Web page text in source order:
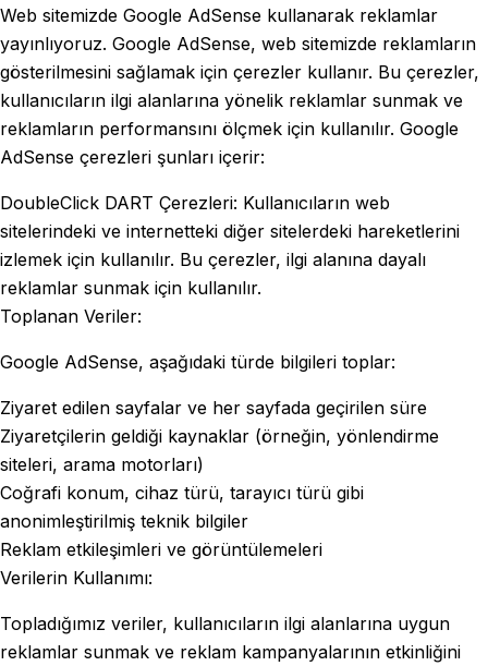
Web sitemizde Google AdSense kullanarak reklamlar
yayınlıyoruz. Google AdSense, web sitemizde reklamların
gösterilmesini sağlamak için çerezler kullanır. Bu çerezler,
kullanıcıların ilgi alanlarına yönelik reklamlar sunmak ve
reklamların performansını ölçmek için kullanılır. Google
AdSense çerezleri şunları içerir:
DoubleClick DART Çerezleri: Kullanıcıların web
sitelerindeki ve internetteki diğer sitelerdeki hareketlerini
izlemek için kullanılır. Bu çerezler, ilgi alanına dayalı
reklamlar sunmak için kullanılır.
Toplanan Veriler:
Google AdSense, aşağıdaki türde bilgileri toplar:
Ziyaret edilen sayfalar ve her sayfada geçirilen süre
Ziyaretçilerin geldiği kaynaklar (örneğin, yönlendirme
siteleri, arama motorları)
Coğrafi konum, cihaz türü, tarayıcı türü gibi
anonimleştirilmiş teknik bilgiler
Reklam etkileşimleri ve görüntülemeleri
Verilerin Kullanımı:
Topladığımız veriler, kullanıcıların ilgi alanlarına uygun
reklamlar sunmak ve reklam kampanyalarının etkinliğini